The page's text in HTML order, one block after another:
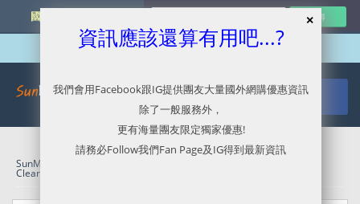
國外網購最新資訊
SunMarket 代購．代運．代寄
Clearance 貨品8折優惠
資訊應該還算有用吧...?
我們會用Facebook跟IG提供團友大量國外網購優惠資訊
除了一般服務外，
更有海量團友限定獨家優惠!
請務必Follow我們Fan Page及IG得到最新資訊